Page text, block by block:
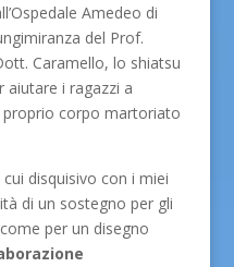
Amedeo di
del Prof.
Caramello, lo shiatsu
aiutare i ragazzi a
corpo martoriato
disquisivo con i miei
di un sostegno per gli
per un disegno